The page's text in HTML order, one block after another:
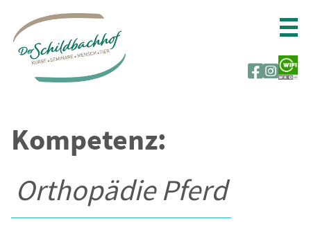
Inhalt
springen
Kompetenz:
Orthopädie Pferd